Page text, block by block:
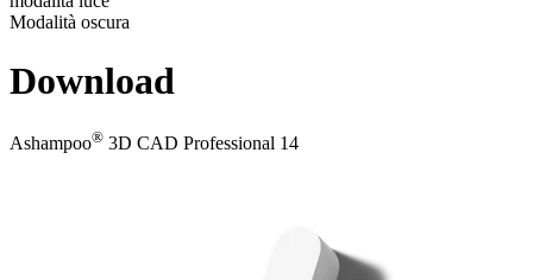
Modalità oscura
Download
Ashampoo® 3D CAD Professional 14